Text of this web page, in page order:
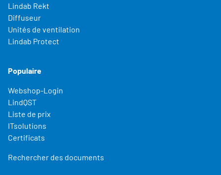
Lindab Rekt
Diffuseur
Unités de ventilation
Lindab Protect
Populaire
Webshop-Login
LindQST
Liste de prix
ITsolutions
Certificats
Rechercher des documents